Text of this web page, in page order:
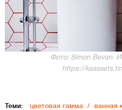
Фото: Simon Bevan.
https://
Теми: цветовая гамма ванная